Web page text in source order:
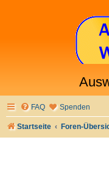
FAQ Spenden
Startseite Foren-